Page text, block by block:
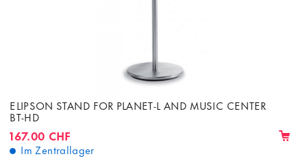
ELIPSON STAND FOR PLANET-L AND MUSIC CENTER
BT-HD
167.00 CHF
Im Zentrallager